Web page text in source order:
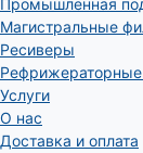
Промышленная
Магистральные
Ресиверы
Услуги
О нас
Доставка и оплата